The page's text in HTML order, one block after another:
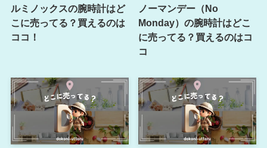
ルミノックスの腕時計はど
こに売ってる？買えるのは
ココ！
ノーマンデー（No
Monday）の腕時計はどこ
に売ってる？買えるのはコ
コ